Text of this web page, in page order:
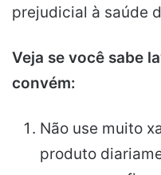
prejudicial à saúde
Veja se você sabe
convém:
Não use muito
produto